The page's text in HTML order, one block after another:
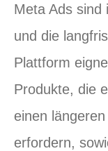
Meta Ads sind
und die
Plattform
Produkte, die
einen
erfordern,